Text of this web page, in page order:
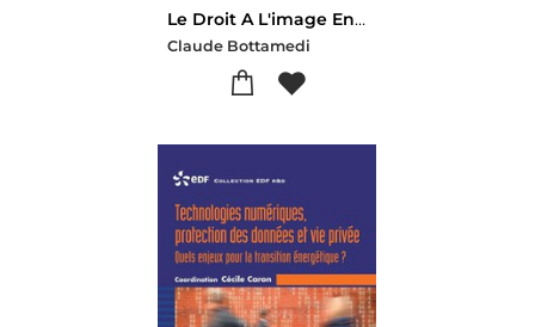
Le Droit A L'image En Quelques Clics
Claude Bottamedi